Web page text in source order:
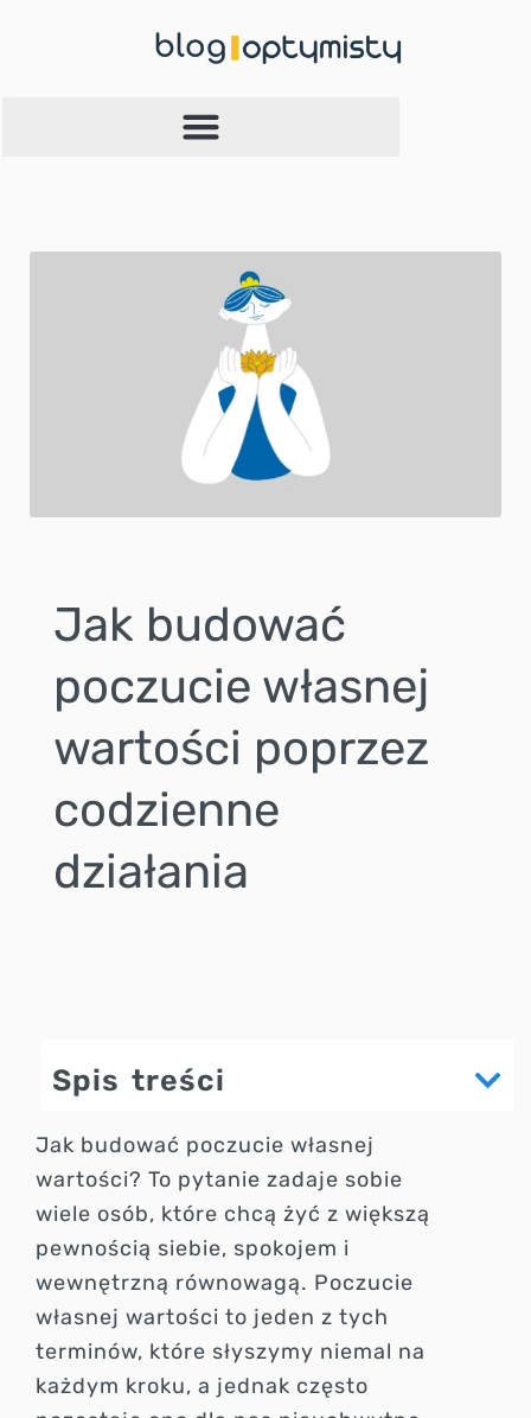
Jak budować
poczucie własnej
wartości poprzez
codzienne
działania
Spis treści
Jak budować poczucie własnej
wartości? To pytanie zadaje sobie
wiele osób, które chcą żyć z większą
pewnością siebie, spokojem i
wewnętrzną równowagą. Poczucie
własnej wartości to jeden z tych
terminów, które słyszymy niemal na
każdym kroku, a jednak często